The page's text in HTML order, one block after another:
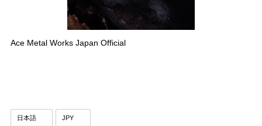
Ace Metal Works Japan Official